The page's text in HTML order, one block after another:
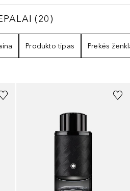
20
(20)
Produkto tipas Prekės